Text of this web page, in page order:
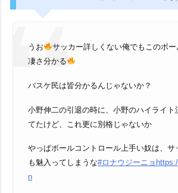
うお
サッカー詳しくない俺でもこのボ
凄さ分かる
バスケ民は皆分かるんじゃないか？
小野伸二の引退の時に、小野のハイライト
てたけど、これ更に別格じゃないか
やっぱボールコントロール上手い奴は、サ
も魅入ってしまうな#ロナウジーニョ
n